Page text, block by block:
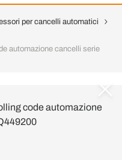
per cancelli automatici
automazione cancelli serie
code automazione